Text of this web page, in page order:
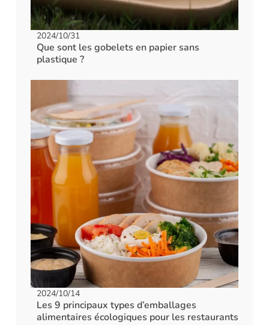
2024/10/31
Que sont les gobelets en papier sans
plastique ?
2024/10/14
Les 9 principaux types d’emballages
alimentaires écologiques pour les restaurants